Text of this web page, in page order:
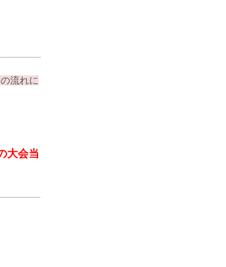
流れに
大会当